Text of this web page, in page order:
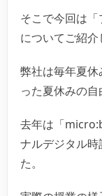
そこで今回は
についてご紹介
弊社は毎年夏
った夏休みの自
去年は「
ナルデジタル
た。